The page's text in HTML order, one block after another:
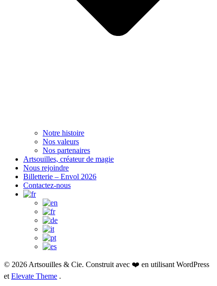
Notre histoire
Nos valeurs
Nos partenaires
Artsouilles, créateur de magie
Nous rejoindre
Billetterie – Envol 2026
Contactez-nous
© 2026 Artsouilles & Cie. Construit avec ❤️ en utilisant WordPress
et Elevate Theme .